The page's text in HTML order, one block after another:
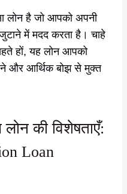
लोन है जो आपको अपनी
में मदद करता है। चाहे
हों, यह लोन आपको
और आर्थिक बोझ से मुक्त
की विशेषताएँ:
Loan